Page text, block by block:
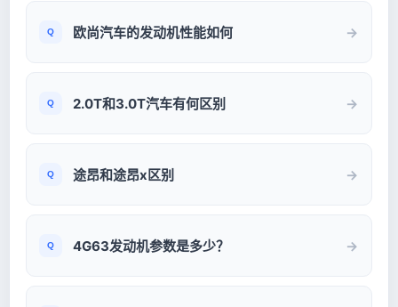
欧尚汽车的发动机性能如何
2.0T和3.0T汽车有何区别
途昂和途昂x区别
4G63发动机参数是多少？